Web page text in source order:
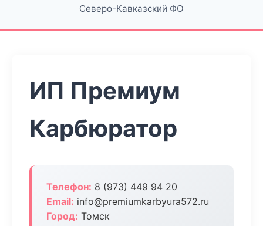
Северо-Кавказский ФО
ИП Премиум
Карбюратор
Телефон: 8 (973) 449 94 20
Email: info@premiumkarbyura572.ru
Город: Томск